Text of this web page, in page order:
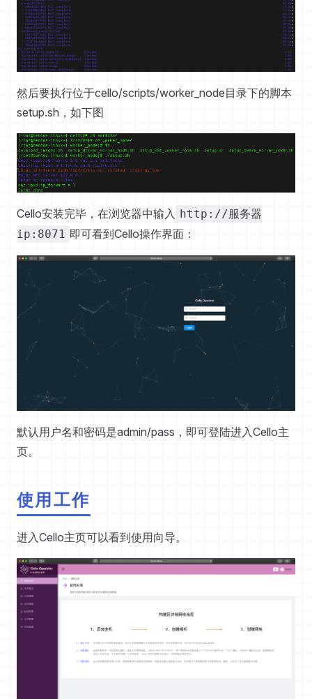
然后要执行位于cello/scripts/worker_node目录下的脚本
setup.sh，如下图
Cello安装完毕，在浏览器中输入 http://服务器
ip:8071 即可看到Cello操作界面：
默认用户名和密码是admin/pass，即可登陆进入Cello主
页。
使用工作
进入Cello主页可以看到使用向导。